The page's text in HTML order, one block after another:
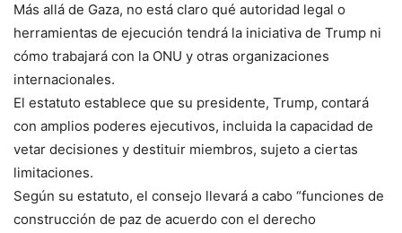
Más allá de Gaza, no está claro qué autoridad legal o
herramientas de ejecución tendrá la iniciativa de Trump ni
cómo trabajará con la ONU y otras organizaciones
internacionales.
El estatuto establece que su presidente, Trump, contará
con amplios poderes ejecutivos, incluida la capacidad de
vetar decisiones y destituir miembros, sujeto a ciertas
limitaciones.
Según su estatuto, el consejo llevará a cabo “funciones de
construcción de paz de acuerdo con el derecho